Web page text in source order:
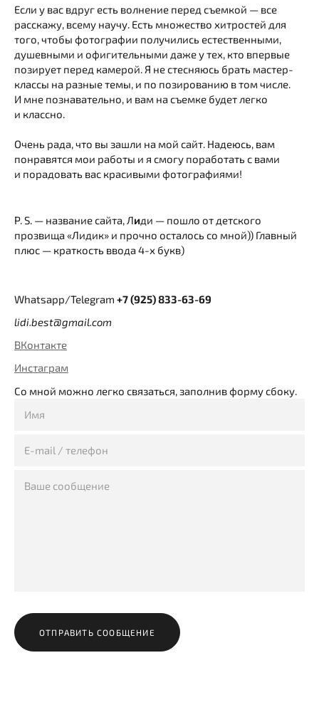
Если у вас вдруг есть волнение перед съемкой — все
расскажу, всему научу. Есть множество хитростей для
того, чтобы фотографии получились естественными,
душевными и офигительными даже у тех, кто впервые
позирует перед камерой. Я не стесняюсь брать мастер-
классы на разные темы, и по позированию в том числе.
И мне познавательно, и вам на съемке будет легко
и классно.
Очень рада, что вы зашли на мой сайт. Надеюсь, вам
понравятся мои работы и я смогу поработать с вами
и порадовать вас красивыми фотографиями!
P. S. — название сайта, Лиди — пошло от детского
прозвища «Лидик» и прочно осталось со мной)) Главный
плюс — краткость ввода 4-х букв)
Whatsapp/Telegram +7 (925) 833-63-69
lidi.best@gmail.com
ВКонтакте
Инстаграм
Со мной можно легко связаться, заполнив форму сбоку.
ОТПРАВИТЬ СООБЩЕНИЕ